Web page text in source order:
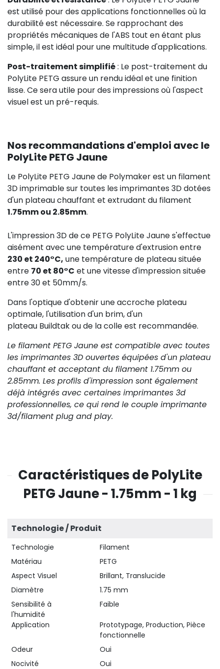
est utilisé pour des applications fonctionnelles où la
durabilité est nécessaire. Se rapprochant des
propriétés mécaniques de l'ABS tout en étant plus
simple, il est idéal pour une multitude d'applications.
Post-traitement simplifié: Le post-traitement du
PolyLite PETG assure un rendu idéal et une finition
lisse. Ce sera utile pour des impressions où l'aspect
visuel est un pré-requis.
Nos recommandations d'emploi avec le
PolyLite PETG Jaune
Le PolyLite PETG Jaune de Polymaker est un filament
3D imprimable sur toutes les imprimantes 3D dotées
d'un plateau chauffant et extrudant du filament
1.75mm ou 2.85mm.
L'impression 3D de ce PETG PolyLite Jaune s'effectue
aisément avec une température d'extrusion entre
230 et 240°C, une température de plateau située
entre 70 et 80°C et une vitesse d'impression située
entre 30 et 50mm/s.
Dans l'optique d'obtenir une accroche plateau
optimale, l'utilisation d'un brim, d'un
plateau Buildtak ou de la colle est recommandée.
Le filament PETG Jaune est compatible avec toutes
les imprimantes 3D ouvertes équipées d'un plateau
chauffant et acceptant du filament 1.75mm ou
2.85mm. Les profils d'impression sont également
déjà intégrés avec certaines imprimantes 3d
professionnelles, ce qui rend le couple imprimante
3d/filament plug and play.
Caractéristiques de PolyLite
PETG Jaune - 1.75mm - 1 kg
Technologie / Produit
Technologie
Filament
Matériau
PETG
Aspect Visuel
Brillant, Translucide
Diamètre
1.75 mm
Sensibilité à
l'humidité
Faible
Application
Prototypage, Production, Pièce
fonctionnelle
Odeur
Oui
Nocivité
Oui